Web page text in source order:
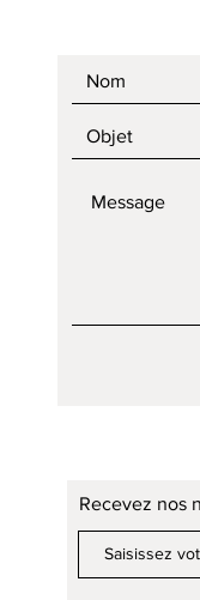
Recevez nos